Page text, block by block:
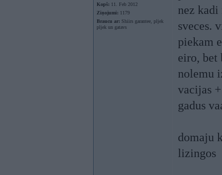
Kopš: 11. Feb 2012
Ziņojumi: 1179
Braucu ar: Shiirs garantee, pljek
pljek un gatavs
nez
sveces.
piekam
eiro, bet
nolemu
vacijas
gadus
domaju
lizingos